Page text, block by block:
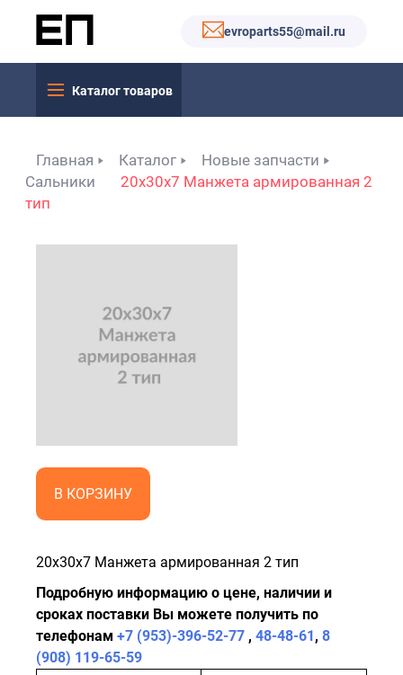
evroparts55@mail.ru
Каталог товаров
Главная Каталог
Новые запчасти
Сальники
20x30x7 Манжета армированная 2
тип
В КОРЗИНУ
20x30x7 Манжета армированная 2 тип
Подробную информацию о цене, наличии и
сроках поставки Вы можете получить по
телефонам +7 (953)-396-52-77 , 48-48-61, 8
(908) 119-65-59